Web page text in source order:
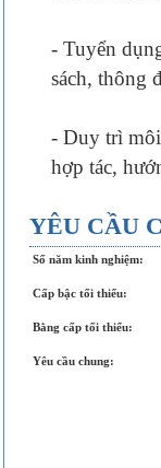
- Tuyển
sách, thông
- Duy trì
hợp tác,
YÊU CẦU
Số năm kinh nghiệm:
Cấp bậc tối thiểu:
Bằng cấp tối thiểu:
Yêu cầu chung: